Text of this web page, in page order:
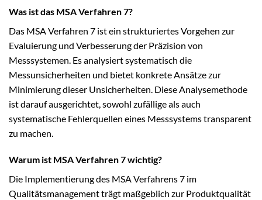
Was ist das MSA Verfahren 7?
Das MSA Verfahren 7 ist ein strukturiertes Vorgehen zur
Evaluierung und Verbesserung der Präzision von
Messsystemen. Es analysiert systematisch die
Messunsicherheiten und bietet konkrete Ansätze zur
Minimierung dieser Unsicherheiten. Diese Analysemethode
ist darauf ausgerichtet, sowohl zufällige als auch
systematische Fehlerquellen eines Messsystems transparent
zu machen.
Warum ist MSA Verfahren 7 wichtig?
Die Implementierung des MSA Verfahrens 7 im
Qualitätsmanagement trägt maßgeblich zur Produktqualität